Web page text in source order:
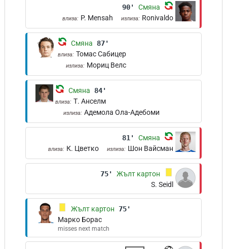
90' Смяна
влиза: P. Mensah излиза: Ronivaldo
Смяна 87'
влиза: Томас Сабицер
излиза: Мориц Велс
Смяна 84'
влиза: Т. Анселм
излиза: Адемола Ола-Адебоми
81' Смяна
влиза: К. Цветко излиза: Шон Вайсман
75'
Жълт картон
S. Seidl
Жълт картон
75'
Марко Борас
misses next match